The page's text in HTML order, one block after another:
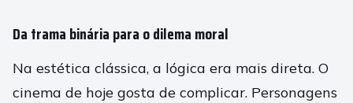
Da trama binária para o dilema moral
Na estética clássica, a lógica era mais direta. O
cinema de hoje gosta de complicar. Personagens